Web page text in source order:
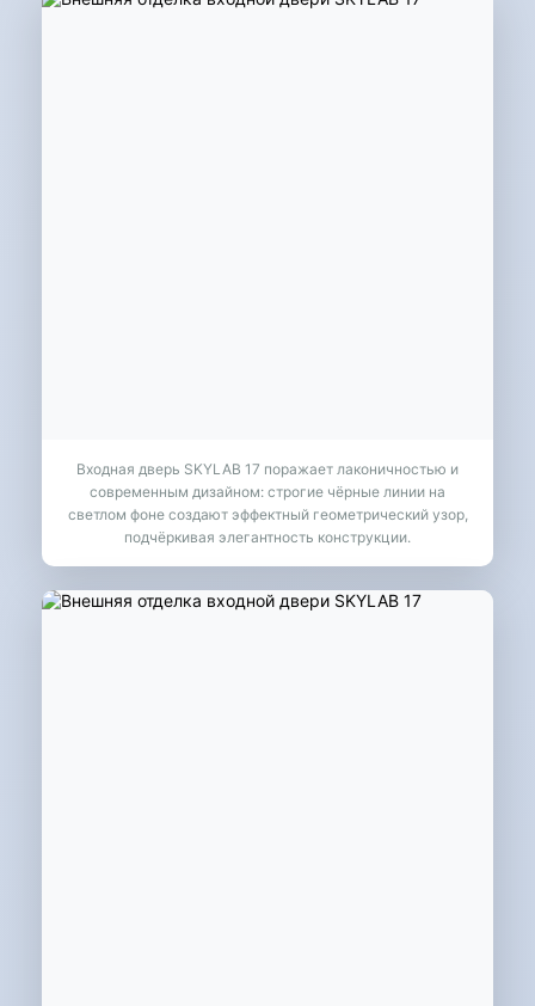
Входная дверь SKYLAB 17 поражает лаконичностью и
современным дизайном: строгие чёрные линии на
светлом фоне создают эффектный геометрический узор,
подчёркивая элегантность конструкции.